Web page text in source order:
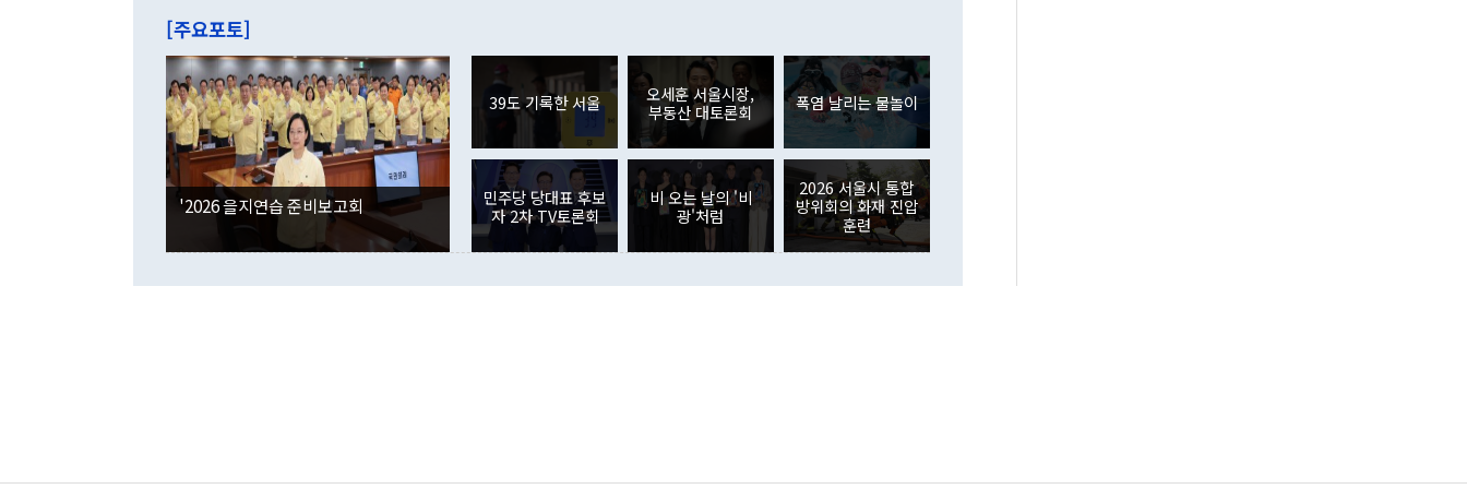
이 9월 러시아 블라디보스토크에서 열리는 '동방경제포럼(EEF)'을 언급하
며 "정부 차원에서 (참석을) 검토하고 있다"고 발언한 데 대해서도 조 장관
은 "그것은 외교부의 몫"이라며 "아직 거기까지 진도가 나가지 않았다"고
잘랐다. 정 장관이 이날 소개한 대북 구상과 설명은 정부 내 조율을 거치지
않았다는 점에서 문제가 있다. 특히 주적 표현 대체와 국호 사용, 9·19 군
사합의 복원, 4자회담 추진 등은 통일부 장관이 결정할 사안이 아니어서 월
권이라는 지적이 나오고 있다. 이 대통령은 정 장관의 업무보고를 듣고 난
뒤 "여기 업무보고에 발표했다고 승인난 건 아니다"라고 재차 확인했다. 정
부의 한 소식통은 "정 장관의 발언 내용은 대부분 국가안전보장회의(NSC)
를 거쳐 결정된 사안이 아닌 정 장관의 개인적 생각에 가깝다"며 "안보 관
련 부처 장관이 정부의 공식 정책이 아닌 사안을 추진하겠다고 업무보고를
하고 대통령의 면전에서 '국군통수권자가 나서야 한다'고 주장한 것은 심각
였던 올해 3월(369억9000만달러)을 넘어선 것이다. 직접투자에서는 내국
인의 해외투자가 80억1000만달러, 외국인의 국내투자가 46억3000만달러
각각 증가했다. 증권투자에서는 외국인의 국내 주식 매도세가 이어졌다. 외
국인의 국내 주식 투자는 차익실현 매도 등의 영향으로 316억1000만달러
감소하며 전월(-310억5000만달러)에 이어 역대 최대 순매도 기록을 다시
경신했다. 외국인의 국내 채권투자는 세계국채지수(WGBI) 자금 유입에도
분기 말 만기도래 영향으로 증가 폭이 줄어든 52억9000만달러를 기록했
다. 내국인의 해외 증권투자는 주식을 중심으로 35억6000만달러 증가했
다. eoyn2@newspim.com
[주요포토]
'2026 을지연습 준비보고회
39도 기록한 서울
오세훈 서울시장,
부동산 대토론회
폭염 날리는 물놀이
민주당 당대표 후보
자 2차 TV토론회
비 오는 날의 '비
광'처럼
2026 서울시 통합
방위회의 화재 진압
훈련